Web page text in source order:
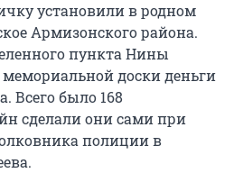
установили в родном
Армизонского района.
пункта Нины
доски деньги
Всего было 168
сделали они сами при
полиции в